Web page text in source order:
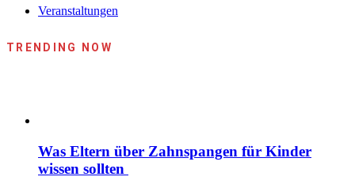
Veranstaltungen
TRENDING NOW
Was Eltern über Zahnspangen für Kinder
wissen sollten